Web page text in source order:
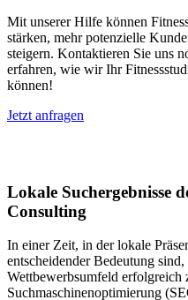
Mit unserer Hilfe können
stärken, mehr potenzielle
steigern. Kontaktieren Sie uns
erfahren, wie wir Ihr
können!
Jetzt anfragen
Lokale Suchergebnisse
Consulting
In einer Zeit, in der lokale
entscheidender Bedeutung
Wettbewerbsumfeld erfolgreich
Suchmaschinenoptimierung